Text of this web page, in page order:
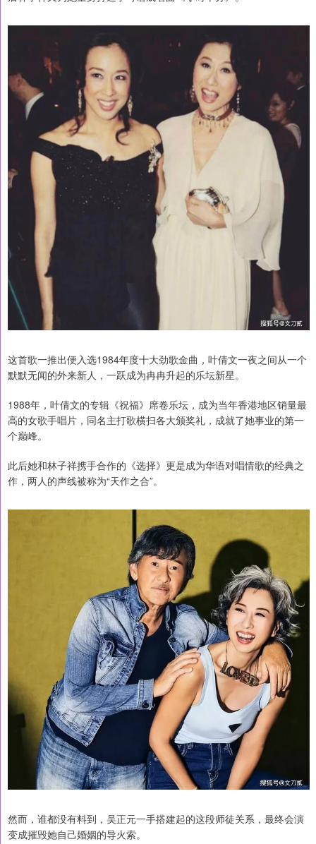
这首歌一推出便入选1984年度十大劲歌金曲，叶倩文一夜之间从一个
默默无闻的外来新人，一跃成为冉冉升起的乐坛新星。
1988年，叶倩文的专辑《祝福》席卷乐坛，成为当年香港地区销量最
高的女歌手唱片，同名主打歌横扫各大颁奖礼，成就了她事业的第一
个巅峰。
此后她和林子祥携手合作的《选择》更是成为华语对唱情歌的经典之
作，两人的声线被称为“天作之合”。
然而，谁都没有料到，吴正元一手搭建起的这段师徒关系，最终会演
变成摧毁她自己婚姻的导火索。